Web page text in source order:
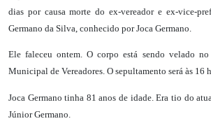
dias por causa morte do ex-vereador e ex-vice-
Germano da Silva, conhecido por Joca Germano.
Ele faleceu ontem. O corpo está sendo velado
Municipal de Vereadores. O sepultamento será às 16
Joca Germano tinha 81 anos de idade. Era tio do
Júnior Germano.